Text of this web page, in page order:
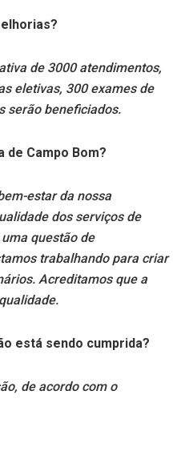
de 3000 atendimentos,
eletivas, 300 exames de
serão beneficiados.
de Campo Bom?
estar da nossa
dos serviços de
questão de
trabalhando para criar
Acreditamos que a
está sendo cumprida?
de acordo com o